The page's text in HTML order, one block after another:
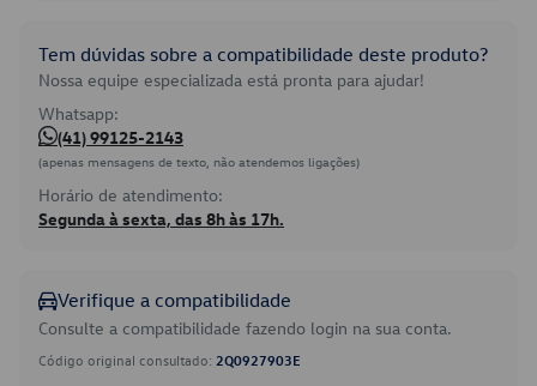
Tem dúvidas sobre a compatibilidade deste produto?
Nossa equipe especializada está pronta para ajudar!
Whatsapp:
(41) 99125-2143
(apenas mensagens de texto, não atendemos ligações)
Horário de atendimento:
Segunda à sexta, das 8h às 17h.
Verifique a compatibilidade
Consulte a compatibilidade fazendo login na sua conta.
Código original consultado: 2Q0927903E